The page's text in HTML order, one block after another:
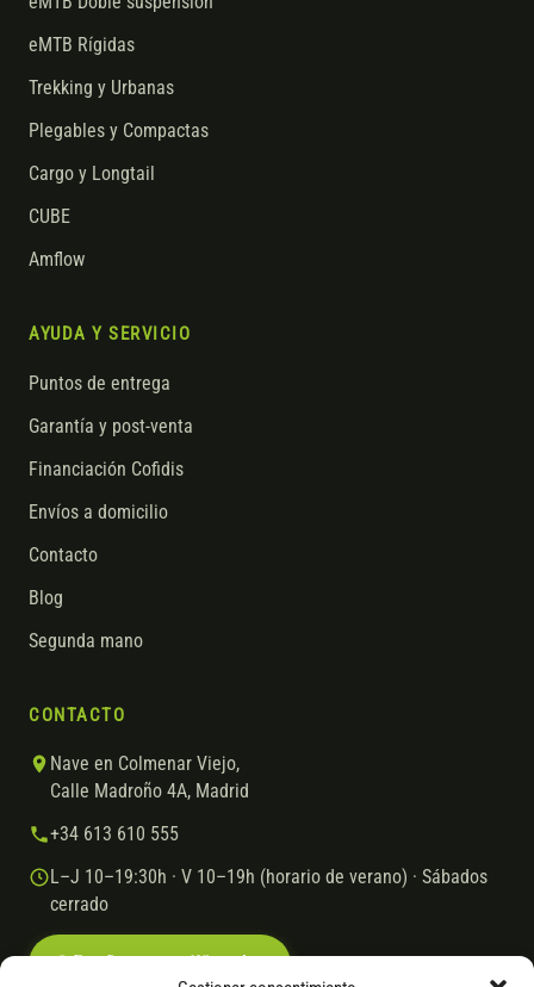
eMTB Rígidas
Trekking y Urbanas
Plegables y Compactas
Cargo y Longtail
CUBE
Amflow
AYUDA Y SERVICIO
Puntos de entrega
Garantía y post-venta
Financiación Cofidis
Envíos a domicilio
Contacto
Blog
Segunda mano
CONTACTO
Nave en Colmenar Viejo,
Calle Madroño 4A, Madrid
+34 613 610 555
L–J 10–19:30h · V 10–19h (horario de verano) · Sábados
cerrado